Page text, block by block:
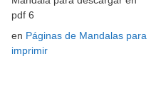
pdf 6
en Páginas de Mandalas para
imprimir